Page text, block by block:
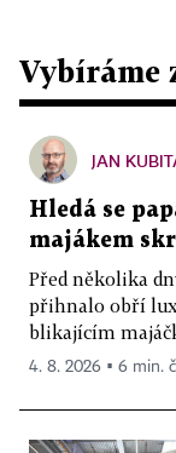
Vybíráme
JAN
Hledá se
majákem
Před několika
přihnalo obří
blikajícím
4. 8. 2026 ▪ 6 min.